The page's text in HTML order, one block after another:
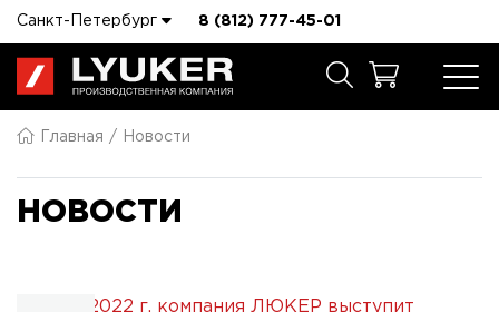
Санкт-Петербург 8 (812) 777-45-01
Главная Новости
НОВОСТИ